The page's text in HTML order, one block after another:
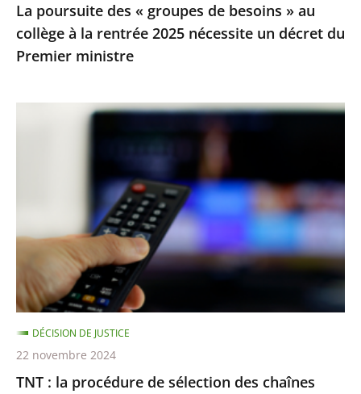
rentrée
2025
nécessite
décret
La poursuite des « groupes de besoins » au
collège à la rentrée 2025 nécessite un décret du
Premier ministre
des
chaînes
n’est
pas
encore
finalisée
TNT : la procédure de sélection des chaînes
DÉCISION DE JUSTICE
22 novembre 2024